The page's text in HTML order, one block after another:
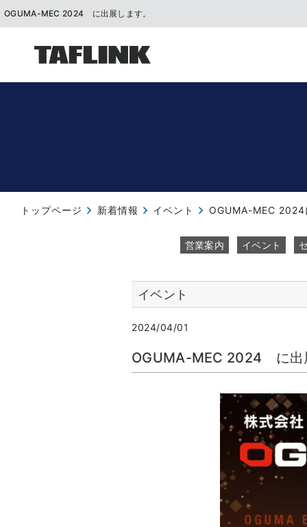
OGUMA-MEC 2024 に出展します。
トップページ 新着情報 イベント OGUMA-MEC 2024
営業案内 イベント
イベント
2024/04/01
OGUMA-MEC 2024 に出